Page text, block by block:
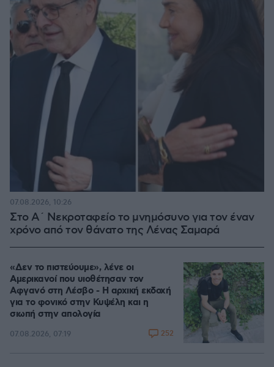
Στο Α΄ Νεκροταφείο το μνημόσυνο για τον έναν
χρόνο από τον θάνατο της Λένας Σαμαρά
07.08.2026, 10:26
«Δεν το πιστεύουμε», λένε οι
Αμερικανοί που υιοθέτησαν τον
Αφγανό στη Λέσβο - Η αρχική εκδοχή
για το φονικό στην Κυψέλη και η
σιωπή στην απολογία
07.08.2026, 07:19 252